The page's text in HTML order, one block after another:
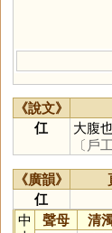
《說文》
仜
大腹
〔戶
《廣韻》
仜
中
聲母 清